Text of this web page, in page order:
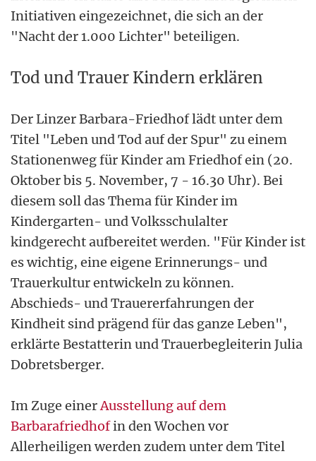
Initiativen eingezeichnet, die sich an der
"Nacht der 1.000 Lichter" beteiligen.
Tod und Trauer Kindern erklären
Der Linzer Barbara-Friedhof lädt unter dem
Titel "Leben und Tod auf der Spur" zu einem
Stationenweg für Kinder am Friedhof ein (20.
Oktober bis 5. November, 7 - 16.30 Uhr). Bei
diesem soll das Thema für Kinder im
Kindergarten- und Volksschulalter
kindgerecht aufbereitet werden. "Für Kinder ist
es wichtig, eine eigene Erinnerungs- und
Trauerkultur entwickeln zu können.
Abschieds- und Trauererfahrungen der
Kindheit sind prägend für das ganze Leben",
erklärte Bestatterin und Trauerbegleiterin Julia
Dobretsberger.
Im Zuge einerAusstellung auf dem
Barbarafriedhofin den Wochen vor
Allerheiligen werden zudem unter dem Titel